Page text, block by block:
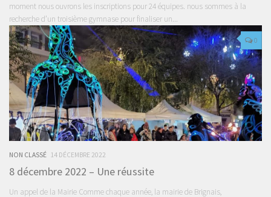
moment nous ouvrons les inscriptions pour 24 équipes. nous sommes à la
recherche d’un troisième gymnase pour finaliser un...
0
NON CLASSÉ 14 DÉCEMBRE 2022
8 décembre 2022 – Une réussite
Un appel de la Mairie Comme chaque année, la mairie de Brignais,